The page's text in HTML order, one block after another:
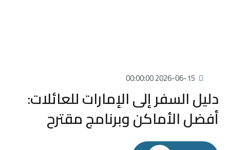
2026-06-15 00:00:00
دليل السفر إلى الإمارات للعائلات:
أفضل الأماكن وبرنامج مقترح